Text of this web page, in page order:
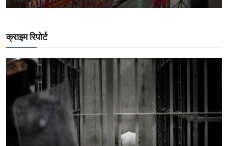
क्राइम रिपोर्ट